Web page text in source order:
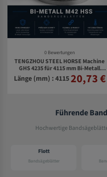
0 Bewertungen
TENGZHOU STEEL HORSE Machine
GHS 4235 für 4115 mm Bi-Metall
Bandsägeblätter
Länge (mm) : 4115 20,73 €
Führende
Hochwertige
Flott
Bandsägeblätter